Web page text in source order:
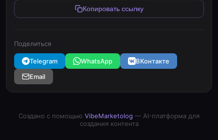
Копировать ссылку
Поделиться
Telegram WhatsApp
ВКонтакте
Email
Создано с помощью VibeMarketolog — AI-платформа для
создания контента